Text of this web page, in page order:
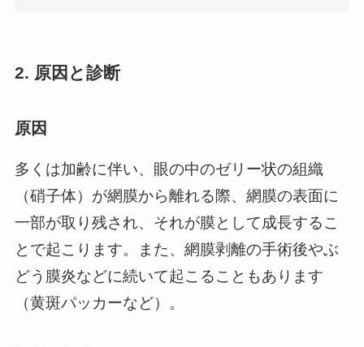
2. 原因と診断
原因
多くは加齢に伴い、眼の中のゼリー状の組織
（硝子体）が網膜から離れる際、網膜の表面に
一部が取り残され、それが膜として成長するこ
とで起こります。また、網膜剥離の手術後やぶ
どう膜炎などに続いて起こることもあります
（黄斑パッカーなど）。